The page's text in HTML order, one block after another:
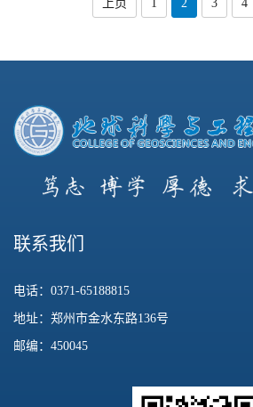
上页 1 2 3 4
联系我们
电话：0371-65188815
地址：郑州市金水东路136号
邮编：450045